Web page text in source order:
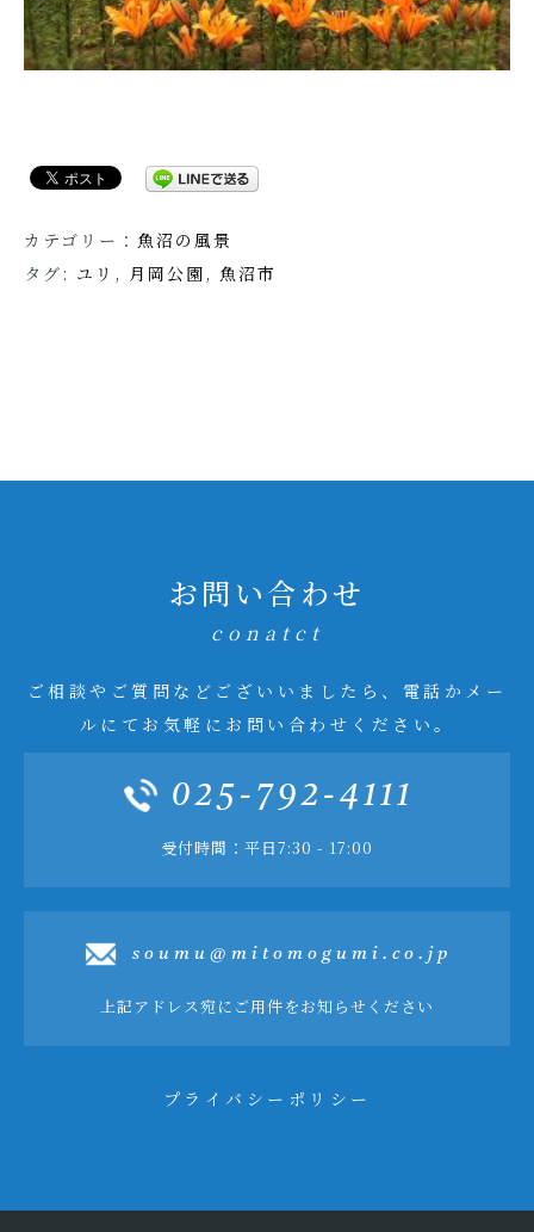
カテゴリー： 魚沼の風景
タグ: ユリ , 月岡公園, 魚沼市
お問い合わせ
conatct
ご相談やご質問などございいましたら、電話かメー
ルにてお気軽にお問い合わせください。
025-792-4111
受付時間：平日7:30 - 17:00
soumu@mitomogumi.co.jp
上記アドレス宛にご用件をお知らせください
プライバシーポリシー